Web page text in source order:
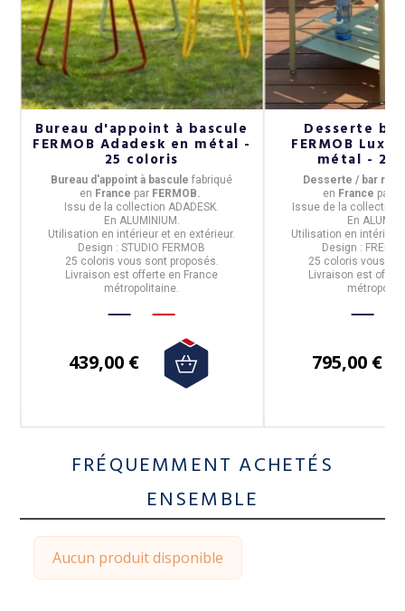
Bureau d'appoint à bascule
FERMOB Adadesk en métal -
25 coloris
Bureau d'appoint à basculefabriqué
en France par FERMOB.
Issu de la collection ADADESK.
En ALUMINIUM .
Utilisation en intérieur et en extérieur.
Design : STUDIO FERMOB
25 coloris vous sont proposés.
Livraison est offerte en France
métropolitaine.
439,00 €
Desserte
FERMOB
métal - 25
Desserte / bar
en France par
Issue de la collection
En
Utilisation en intérieur
Design :
25 coloris vous
Livraison est
795,00 €
FRÉQUEMMENT ACHETÉS
ENSEMBLE
Aucun produit disponible